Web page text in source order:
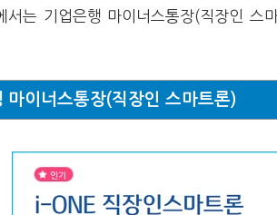
서는 기업은행 마이너스통장(직장인
마이너스통장(직장인 스마트론)